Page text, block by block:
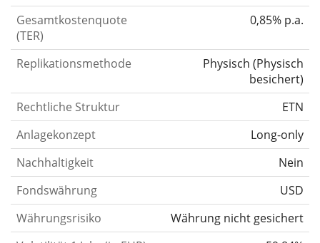
Gesamtkostenquote
(TER)
0,85% p.a.
Replikationsmethode Physisch (Physisch
besichert)
Rechtliche Struktur
ETN
Anlagekonzept
Long-only
Nachhaltigkeit
Nein
Fondswährung
USD
Währungsrisiko
Währung nicht gesichert